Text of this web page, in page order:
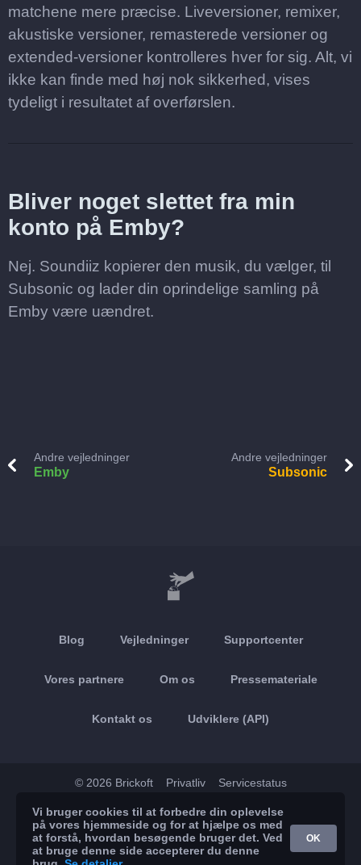
matchene mere præcise. Liveversioner, remixer,
akustiske versioner, remasterede versioner og
extended-versioner kontrolleres hver for sig. Alt, vi
ikke kan finde med høj nok sikkerhed, vises
tydeligt i resultatet af overførslen.
Bliver noget slettet fra min
konto på Emby?
Nej. Soundiiz kopierer den musik, du vælger, til
Subsonic og lader din oprindelige samling på
Emby være uændret.
Andre vejledninger
Emby
Andre vejledninger
Subsonic
Blog Vejledninger Supportcenter
Vores partnere Om os Pressemateriale
Kontakt os Udviklere (API)
© 2026 Brickoft Privatliv Servicestatus
App Store Google Play
Vi bruger cookies til at forbedre din oplevelse
på vores hjemmeside og for at hjælpe os med
at forstå, hvordan besøgende bruger det. Ved
at bruge denne side accepterer du denne
OK